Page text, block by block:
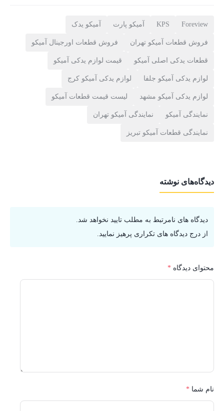
Foreview
KPS آمیکو پارت آمیکو یدک
فروش قطعات آمیکو تهران فروش قطعات اورجینال آمیکو
قطعات یدکی اصلی آمیکو قیمت لوازم یدکی آمیکو
لوازم یدکی آمیکو جلفا لوازم یدکی آمیکو کرج
لوازم یدکی آمیکو مشهد لیست قیمت قطعات آمیکو
نمایندگی آمیکو نمایندگی آمیکو تهران
نمایندگی قطعات آمیکو تبریز
دیدگاه‌های نوشته
دیدگاه های نامرتبط به مطلب تایید نخواهد شد.
از درج دیدگاه های تکراری پرهیز نمایید.
محتوای دیدگاه *
نام شما *